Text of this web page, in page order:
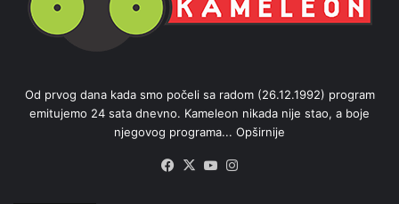
Od prvog dana kada smo počeli sa radom (26.12.1992) program
emitujemo 24 sata dnevno. Kameleon nikada nije stao, a boje
njegovog programa... Opširnije
Facebook
X YouTube